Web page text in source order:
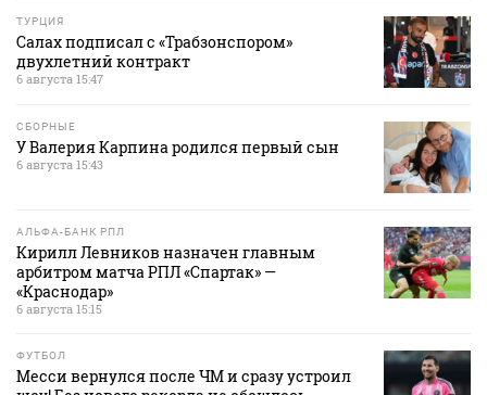
ТУРЦИЯ
Салах подписал с «Трабзонспором»
двухлетний контракт
6 августа 15:47
СБОРНЫЕ
У Валерия Карпина родился первый сын
6 августа 15:43
АЛЬФА-БАНК РПЛ
Кирилл Левников назначен главным
арбитром матча РПЛ «Спартак» —
«Краснодар»
6 августа 15:15
ФУТБОЛ
Месси вернулся после ЧМ и сразу устроил